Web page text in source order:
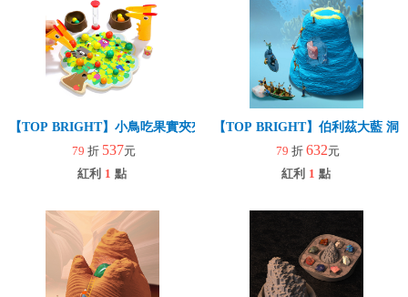
【TOP BRIGHT】小鳥吃果實夾夾樂
79 折 537元
紅利 1 點
【TOP BRIGHT】伯利茲大藍
79 折 632元
紅利 1 點